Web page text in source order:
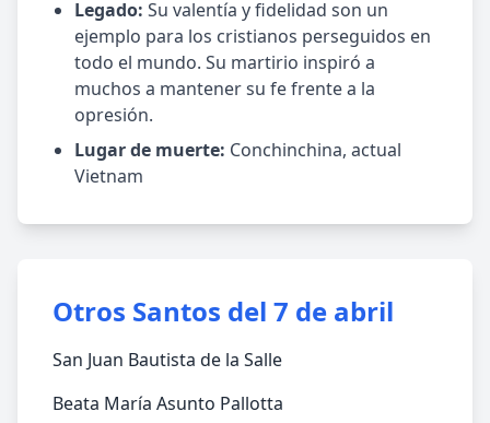
Legado: Su valentía y fidelidad son un
ejemplo para los cristianos perseguidos en
todo el mundo. Su martirio inspiró a
muchos a mantener su fe frente a la
opresión.
Lugar de muerte: Conchinchina, actual
Vietnam
Otros Santos del 7 de abril
San Juan Bautista de la Salle
Beata María Asunto Pallotta